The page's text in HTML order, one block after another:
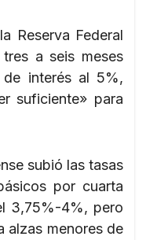
Reserva Federal
a seis meses
interés al 5%,
suficiente» para
subió las tasas
por cuarta
3,75%-4%, pero
alzas menores de